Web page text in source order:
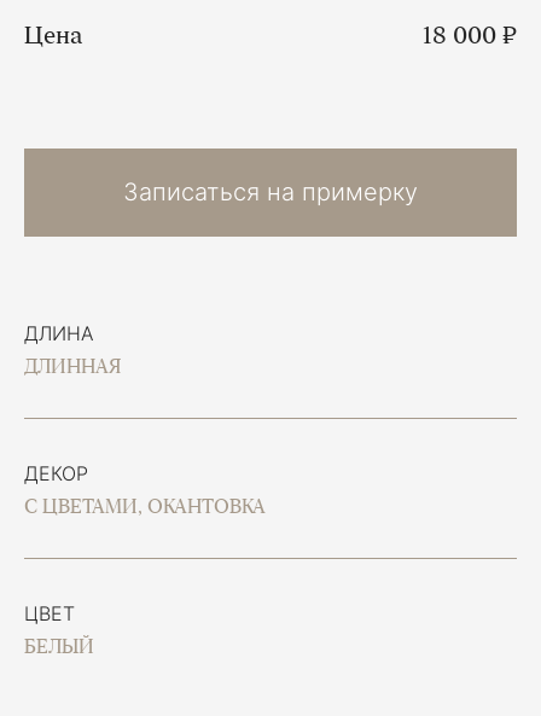
ДЛИНА
ДЛИННАЯ
ДЕКОР
С ЦВЕТАМИ, ОКАНТОВКА
ЦВЕТ
БЕЛЫЙ
Цена 18 000 ₽
Записаться на примерку